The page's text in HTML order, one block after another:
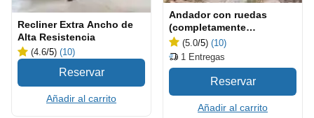
Recliner Extra Ancho de
Alta Resistencia
(4.6/5) (10)
Añadir al carrito
Andador con ruedas
(completamente
equipado)
(5.0/5) (10)
1 Entregas
Añadir al carrito